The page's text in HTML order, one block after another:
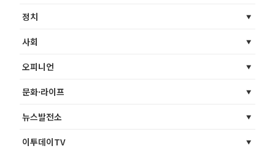
정치
사회
오피니언
문화·라이프
뉴스발전소
이투데이TV